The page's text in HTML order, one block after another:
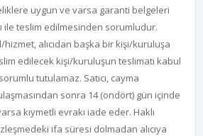
uygun ve varsa garanti belgeleri
ile teslim edilmesinden sorumludur.
alıcıdan başka bir kişi/kuruluşa
edilecek kişi/kuruluşun teslimatı kabul
tutulamaz. Satıcı, cayma
sonra 14 (ondört) gün içinde
kıymetli evrakı iade eder. Haklı
ifa süresi dolmadan alıcıya